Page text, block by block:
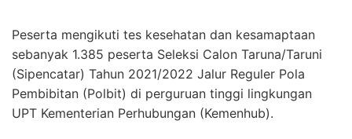
Peserta mengikuti tes kesehatan dan kesamaptaan
sebanyak 1.385 peserta Seleksi Calon Taruna/Taruni
(Sipencatar) Tahun 2021/2022 Jalur Reguler Pola
Pembibitan (Polbit) di perguruan tinggi lingkungan
UPT Kementerian Perhubungan (Kemenhub).